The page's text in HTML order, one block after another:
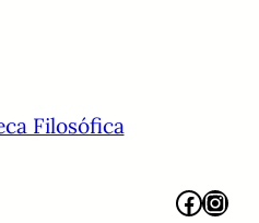
Filosófica
Facebook Instagram